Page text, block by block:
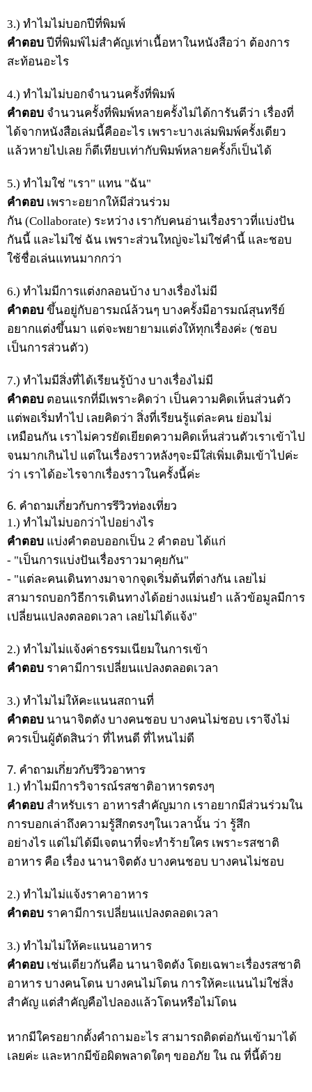
3.) ทำไมไม่บอกปีที่พิมพ์
คำตอบปีที่พิมพ์ไม่สำคัญเท่าเนื้อหาในหนังสือว่า ต้องการ
สะท้อนอะไร
4.) ทำไมไม่บอกจำนวนครั้งที่พิมพ์
คำตอบ จำนวนครั้งที่พิมพ์หลายครั้งไม่ได้การันตีว่า เรื่องที่
ได้จากหนังสือเล่มนี้คืออะไร เพราะบางเล่มพิมพ์ครั้งเดียว
แล้วหายไปเลย ก็ดีเทียบเท่ากับพิมพ์หลายครั้งก็เป็นได้
5.) ทำไมใช่ "เรา" แทน "ฉัน"
คำตอบ เพราะอยากให้มีส่วนร่วม
กัน (Collaborate) ระหว่าง เรากับคนอ่านเรื่องราวที่แบ่งปัน
กันนี้ และไม่ใช่ ฉัน เพราะส่วนใหญ่จะไม่ใช่คำนี้ และชอบ
ใช้ชื่อเล่นแทนมากกว่า
6.) ทำไมมีการแต่งกลอนบ้าง บางเรื่องไม่มี
คำตอบ ขึ้นอยู่กับอารมณ์ล้วนๆ บางครั้งมีอารมณ์สุนทรีย์
อยากแต่งขึ้นมา แต่จะพยายามแต่งให้ทุกเรื่องค่ะ (ชอบ
เป็นการส่วนตัว)
7.) ทำไมมีสิ่งที่ได้เรียนรู้บ้าง บางเรื่องไม่มี
คำตอบ ตอนแรกที่มีเพราะคิดว่า เป็นความคิดเห็นส่วนตัว
แต่พอเริ่มทำไป เลยคิดว่า สิ่งที่เรียนรู้แต่ละคน ย่อมไม่
เหมือนกัน เราไม่ควรยัดเยียดความคิดเห็นส่วนตัวเราเข้าไป
จนมากเกินไป แต่ในเรื่องราวหลังๆจะมีใส่เพิ่มเติมเข้าไปค่ะ
ว่า เราได้อะไรจากเรื่องราวในครั้งนี้ค่ะ
6. คำถามเกี่ยวกับการรีวิวท่องเที่ยว
1.) ทำไมไม่บอกว่าไปอย่างไร
คำตอบ แบ่งคำตอบออกเป็น 2 คำตอบ ได้แก่
- "เป็นการแบ่งปันเรื่องราวมาคุยกัน"
- "แต่ละคนเดินทางมาจากจุดเริ่มต้นที่ต่างกัน เลยไม่
สามารถบอกวิธีการเดินทางได้อย่างแม่นยำ แล้วข้อมูลมีการ
เปลี่ยนแปลงตลอดเวลา เลยไม่ได้แจ้ง"
2.) ทำไมไม่แจ้งค่าธรรมเนียมในการเข้า
คำตอบ ราคามีการเปลี่ยนแปลงตลอดเวลา
3.) ทำไมไม่ให้คะแนนสถานที่
คำตอบ นานาจิตตัง บางคนชอบ บางคนไม่ชอบ เราจึงไม่
ควรเป็นผู้ตัดสินว่า ที่ไหนดี ที่ไหนไม่ดี
7. คำถามเกี่ยวกับรีวิวอาหาร
1.) ทำไมมีการวิจารณ์รสชาติอาหารตรงๆ
คำตอบ สำหรับเรา อาหารสำคัญมาก เราอยากมีส่วนร่วมใน
การบอกเล่าถึงความรู้สึกตรงๆในเวลานั้น ว่า รู้สึก
อย่างไร แต่ไม่ได้มีเจตนาที่จะทำร้ายใคร เพราะรสชาติ
อาหาร คือ เรื่อง นานาจิตตัง บางคนชอบ บางคนไม่ชอบ
2.) ทำไมไม่แจ้งราคาอาหาร
คำตอบ ราคามีการเปลี่ยนแปลงตลอดเวลา
3.) ทำไมไม่ให้คะแนนอาหาร
คำตอบ เช่นเดียวกันคือ นานาจิตตัง โดยเฉพาะเรื่องรสชาติ
อาหาร บางคนโดน บางคนไม่โดน การให้คะแนนไม่ใช่สิ่ง
สำคัญ แต่สำคัญคือไปลองแล้วโดนหรือไม่โดน
หากมีใครอยากตั้งคำถามอะไร สามารถติดต่อกันเข้ามาได้
เลยค่ะ และหากมีข้อผิดพลาดใดๆ ขออภัย ใน ณ ที่นี้ด้วย